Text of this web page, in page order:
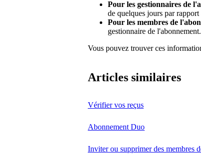
Pour les gestionnaires de
de quelques jours par
Pour les membres de
gestionnaire de
Vous pouvez trouver ces
Articles similaires
Vérifier vos reçus
Abonnement Duo
Inviter ou supprimer des membres